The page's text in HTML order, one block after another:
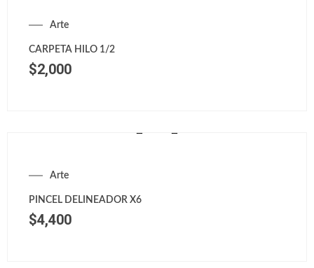
Arte
CARPETA HILO 1/2
$2,000
Arte
PINCEL DELINEADOR X6
$4,400